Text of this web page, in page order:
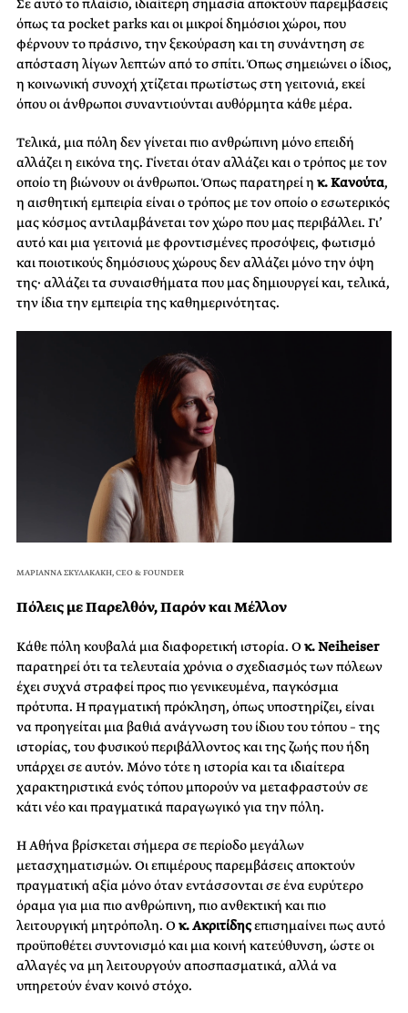
όπως τα pocket parks και οι μικροί δημόσιοι χώροι, που
φέρνουν το πράσινο, την ξεκούραση και τη συνάντηση σε
απόσταση λίγων λεπτών από το σπίτι. Όπως σημειώνει ο ίδιος,
η κοινωνική συνοχή χτίζεται πρωτίστως στη γειτονιά, εκεί
όπου οι άνθρωποι συναντιούνται αυθόρμητα κάθε μέρα.
Τελικά, μια πόλη δεν γίνεται πιο ανθρώπινη μόνο επειδή
αλλάζει η εικόνα της. Γίνεται όταν αλλάζει και ο τρόπος με τον
οποίο τη βιώνουν οι άνθρωποι. Όπως παρατηρεί η κ. Κανούτα,
η αισθητική εμπειρία είναι ο τρόπος με τον οποίο ο εσωτερικός
μας κόσμος αντιλαμβάνεται τον χώρο που μας περιβάλλει. Γι’
αυτό και μια γειτονιά με φροντισμένες προσόψεις, φωτισμό
και ποιοτικούς δημόσιους χώρους δεν αλλάζει μόνο την όψη
της· αλλάζει τα συναισθήματα που μας δημιουργεί και, τελικά,
την ίδια την εμπειρία της καθημερινότητας.
ΜΑΡΙΑΝΝΑ ΣΚΥΛΑΚΑΚΗ, CEO & FOUNDER
Πόλεις με Παρελθόν, Παρόν και Μέλλον
Κάθε πόλη κουβαλά μια διαφορετική ιστορία. Οκ. Neiheiser
παρατηρεί ότι τα τελευταία χρόνια ο σχεδιασμός των πόλεων
έχει συχνά στραφεί προς πιο γενικευμένα, παγκόσμια
πρότυπα. Η πραγματική πρόκληση, όπως υποστηρίζει, είναι
να προηγείται μια βαθιά ανάγνωση του ίδιου του τόπου – της
ιστορίας, του φυσικού περιβάλλοντος και της ζωής που ήδη
υπάρχει σε αυτόν. Μόνο τότε η ιστορία και τα ιδιαίτερα
χαρακτηριστικά ενός τόπου μπορούν να μεταφραστούν σε
κάτι νέο και πραγματικά παραγωγικό για την πόλη.
Η Αθήνα βρίσκεται σήμερα σε περίοδο μεγάλων
μετασχηματισμών. Οι επιμέρους παρεμβάσεις αποκτούν
πραγματική αξία μόνο όταν εντάσσονται σε ένα ευρύτερο
όραμα για μια πιο ανθρώπινη, πιο ανθεκτική και πιο
λειτουργική μητρόπολη. Οκ. Ακριτίδηςεπισημαίνει πως αυτό
προϋποθέτει συντονισμό και μια κοινή κατεύθυνση, ώστε οι
αλλαγές να μη λειτουργούν αποσπασματικά, αλλά να
υπηρετούν έναν κοινό στόχο.